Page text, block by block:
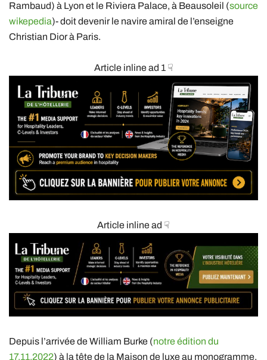
Rambaud) à Lyon et le Riviera Palace, à Beausoleil (source
wikepedia)- doit devenir le navire amiral de l’enseigne
Christian Dior à Paris.
Article inline ad 1 ☟
Article inline ad ☟
Depuis l’arrivée de William Burke (notre édition du
17.11.2022) à la tête de la Maison de luxe au monogramme,